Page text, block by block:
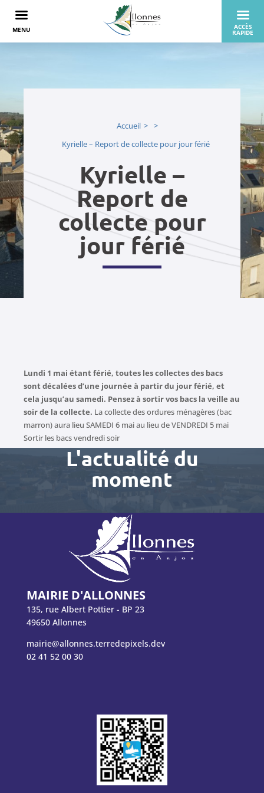
Accueil
Kyrielle – Report de collecte pour jour férié
Kyrielle –
Report de
collecte pour
jour férié
Lundi 1 mai étant férié, toutes les collectes des bacs
sont décalées d’une journée à partir du jour férié, et
cela jusqu’au samedi. Pensez à sortir vos bacs la veille au
soir de la collecte. La collecte des ordures ménagères (bac
marron) aura lieu SAMEDI 6 mai au lieu de VENDREDI 5 mai
Sortir les bacs vendredi soir
L'actualité du
moment
MAIRIE D'ALLONNES
135, rue Albert Pottier - BP 23
49650 Allonnes
mairie@allonnes.terredepixels.dev
02 41 52 00 30